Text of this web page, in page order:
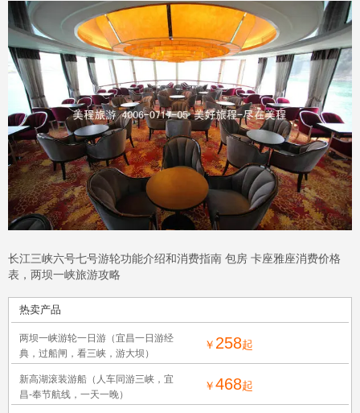
长江三峡六号七号游轮功能介绍和消费指南 包房 卡座雅座消费价格
表，两坝一峡旅游攻略
热卖产品
两坝一峡游轮一日游（宜昌一日游经
典，过船闸，看三峡，游大坝）
￥ 258起
新高湖滚装游船（人车同游三峡，宜
昌-奉节航线，一天一晚）
￥468起